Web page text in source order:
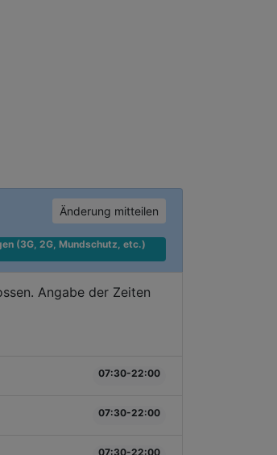
Änderung mitteilen
(3G, 2G, Mundschutz, etc.)
Angabe der Zeiten
07:30-22:00
07:30-22:00
07:30-22:00